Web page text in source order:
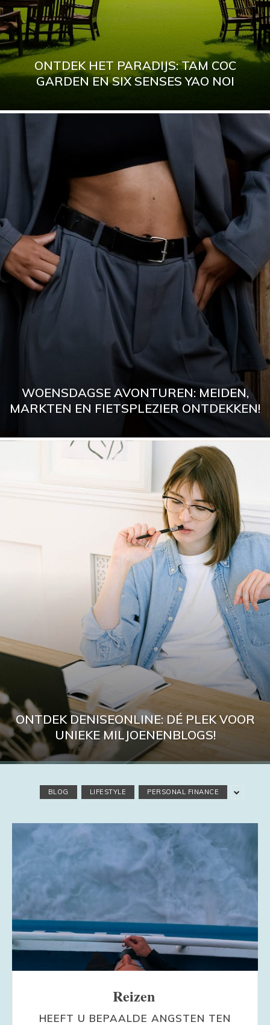
ONTDEK HET PARADIJS: TAM COC
GARDEN EN SIX SENSES YAO NOI
WOENSDAGSE AVONTUREN: MEIDEN,
MARKTEN EN FIETSPLEZIER ONTDEKKEN!
ONTDEK DENISEONLINE: DÉ PLEK VOOR
UNIEKE MILJOENENBLOGS!
BLOG LIFESTYLE PERSONAL FINANCE
Reizen
HEEFT U BEPAALDE ANGSTEN TEN